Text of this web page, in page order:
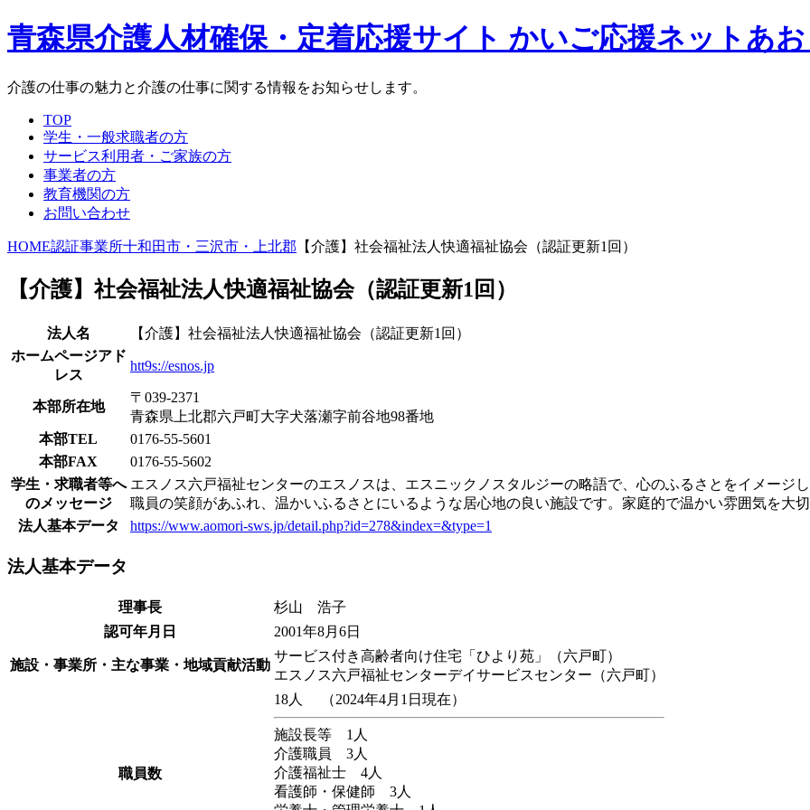
青森県介護人材確保・定着応援サイト かいご応援ネットあ
介護の仕事の魅力と介護の仕事に関する情報をお知らせします。
TOP
学生・一般求職者の方
サービス利用者・ご家族の方
事業者の方
教育機関の方
お問い合わせ
HOME認証事業所十和田市・三沢市・上北郡 【介護】社会福祉法人快適福祉協会（認証更新1回）
【介護】社会福祉法人快適福祉協会（認証更新1回）
法人名
【介護】社会福祉法人快適福祉協会（認証更新1回）
ホームページアド
レス
htt9s://esnos.jp
本部所在地
〒039-2371
青森県上北郡六戸町大字犬落瀬字前谷地98番地
本部TEL
0176-55-5601
本部FAX
0176-55-5602
学生・求職者等へ
のメッセージ
エスノス六戸福祉センターのエスノスは、エスニックノスタルジーの略語で、心のふるさとをイメージ
職員の笑顔があふれ、温かいふるさとにいるような居心地の良い施設です。家庭的で温かい雰囲気を大
法人基本データ
https://www.aomori-sws.jp/detail.php?id=278&index=&type=1
法人基本データ
理事長
杉山 浩子
認可年月日
2001年8月6日
施設・事業所・主な事業・地域貢献活動
サービス付き高齢者向け住宅「ひより苑」（六戸町）
エスノス六戸福祉センターデイサービスセンター（六戸町）
職員数
18人 （2024年4月1日現在）
施設長等 1人
介護職員 3人
介護福祉士 4人
看護師・保健師 3人